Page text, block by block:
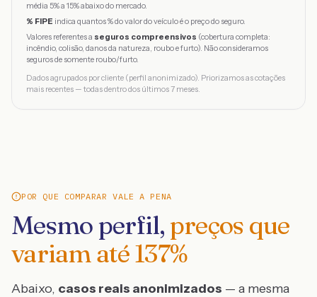
média 5% a 15% abaixo do mercado.
% FIPE indica quantos % do valor do veículo é o preço do seguro.
Valores referentes a seguros compreensivos (cobertura completa:
incêndio, colisão, danos da natureza, roubo e furto). Não consideramos
seguros de somente roubo/furto.
Dados agrupados por cliente (perfil anonimizado). Priorizamos as cotações
mais recentes — todas dentro dos últimos 7 meses.
POR QUE COMPARAR VALE A PENA
Mesmo perfil, preços que
variam até137%
Abaixo, casos reais anonimizados — a mesma